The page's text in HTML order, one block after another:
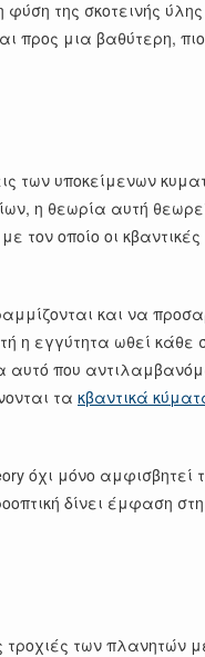
της σκοτεινής ύλης
μια βαθύτερη,
των υποκείμενων
η θεωρία αυτή
οποίο οι κβαντικές
και να
η εγγύτητα ωθεί κάθε
που
τα κβαντικά
όχι μόνο αμφισβητεί
δίνει έμφαση
των πλανητών